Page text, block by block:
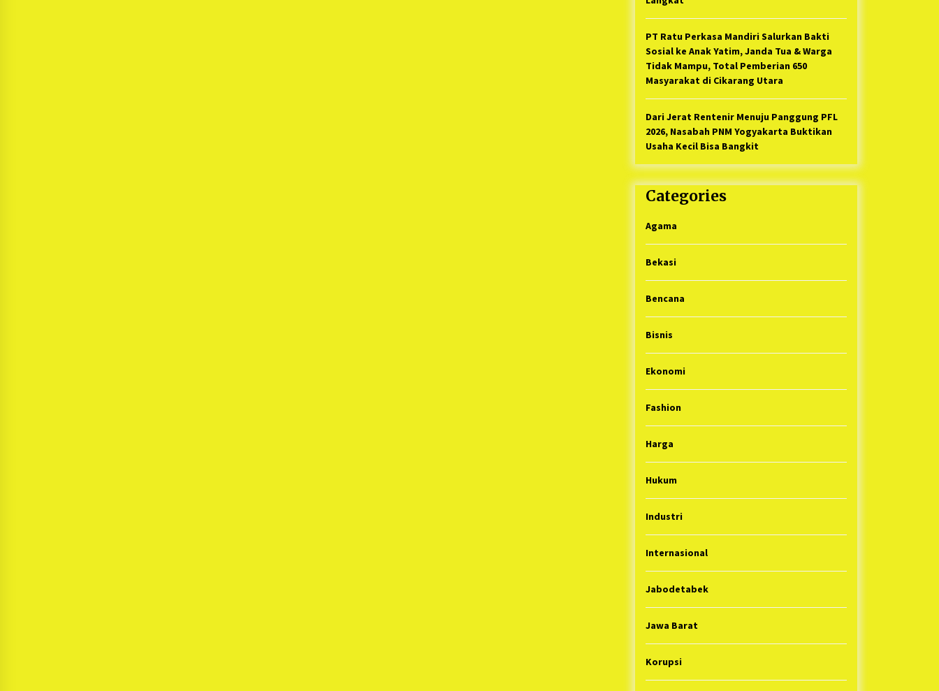
PT Ratu Perkasa Mandiri Salurkan Bakti
Sosial ke Anak Yatim, Janda Tua & Warga
Tidak Mampu, Total Pemberian 650
Masyarakat di Cikarang Utara
Dari Jerat Rentenir Menuju Panggung PFL
2026, Nasabah PNM Yogyakarta Buktikan
Usaha Kecil Bisa Bangkit
Categories
Agama
Bekasi
Bencana
Bisnis
Ekonomi
Fashion
Harga
Hukum
Industri
Internasional
Jabodetabek
Jawa Barat
Korupsi